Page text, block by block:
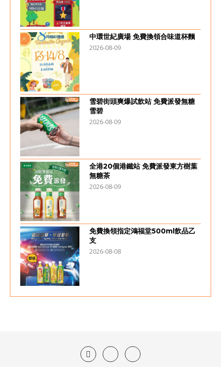
中環世紀廣場 免費換領合味道杯麵
2026-08-09
雪碧街頭爽爆試飲站 免費派發無糖
雪碧
2026-08-09
全港20個港鐵站 免費派發東方樹葉
無糖茶
2026-08-09
免費換領指定鴻福堂500ml飲品乙
支
2026-08-08